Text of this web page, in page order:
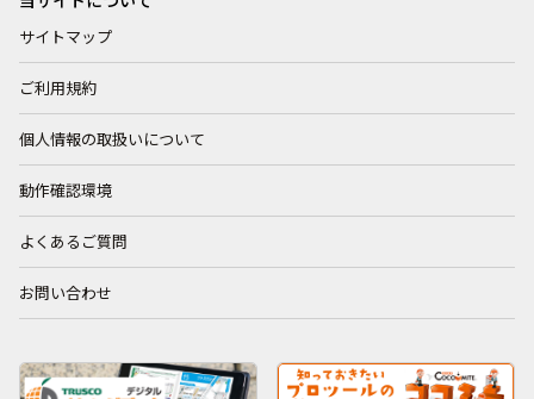
サイトマップ
ご利用規約
個人情報の取扱いについて
動作確認環境
よくあるご質問
お問い合わせ